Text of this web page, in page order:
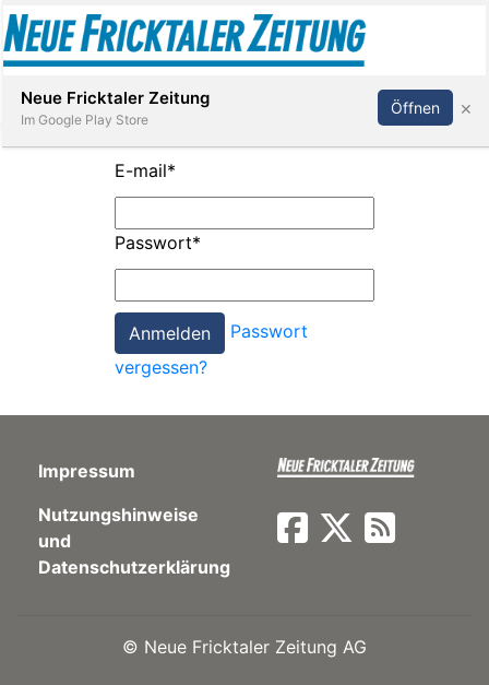
Paper
App
Abonnieren Anmelden
E-mail*
Passwort*
Passwort
vergessen?
Impressum
Nutzungshinweise
und
Datenschutzerklärung
© Neue Fricktaler Zeitung AG
Neue Fricktaler Zeitung
Im Google Play Store
Öffnen ×